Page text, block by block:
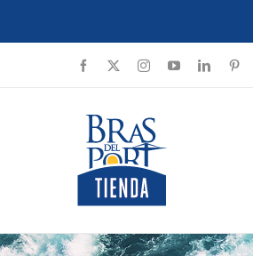
Facebook InstagramYouTubeLinkedIn